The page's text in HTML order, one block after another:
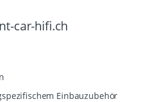
car-hifi.ch
Einbauzubehör